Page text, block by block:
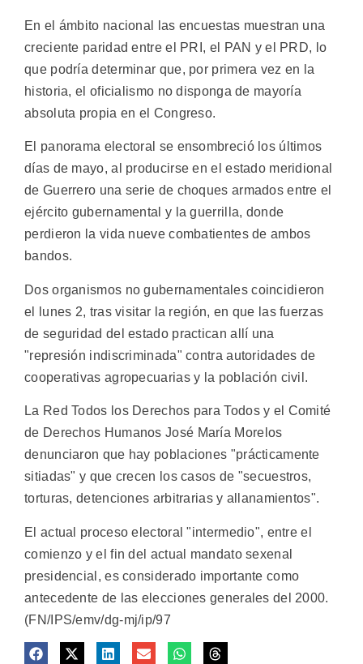
En el ámbito nacional las encuestas muestran una
creciente paridad entre el PRI, el PAN y el PRD, lo
que podría determinar que, por primera vez en la
historia, el oficialismo no disponga de mayoría
absoluta propia en el Congreso.
El panorama electoral se ensombreció los últimos
días de mayo, al producirse en el estado meridional
de Guerrero una serie de choques armados entre el
ejército gubernamental y la guerrilla, donde
perdieron la vida nueve combatientes de ambos
bandos.
Dos organismos no gubernamentales coincidieron
el lunes 2, tras visitar la región, en que las fuerzas
de seguridad del estado practican allí una
"represión indiscriminada" contra autoridades de
cooperativas agropecuarias y la población civil.
La Red Todos los Derechos para Todos y el Comité
de Derechos Humanos José María Morelos
denunciaron que hay poblaciones "prácticamente
sitiadas" y que crecen los casos de "secuestros,
torturas, detenciones arbitrarias y allanamientos".
El actual proceso electoral "intermedio", entre el
comienzo y el fin del actual mandato sexenal
presidencial, es considerado importante como
antecedente de las elecciones generales del 2000.
(FN/IPS/emv/dg-mj/ip/97